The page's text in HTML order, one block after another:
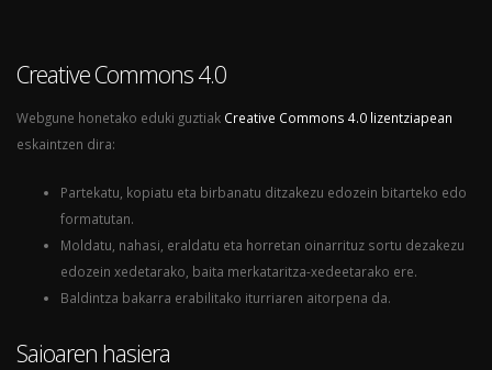
Creative Commons 4.0
Webgune honetako eduki guztiak Creative Commons 4.0 lizentziapean
eskaintzen dira:
Partekatu, kopiatu eta birbanatu ditzakezu edozein bitarteko edo
formatutan.
Moldatu, nahasi, eraldatu eta horretan oinarrituz sortu dezakezu
edozein xedetarako, baita merkataritza-xedeetarako ere.
Baldintza bakarra erabilitako iturriaren aitorpena da.
Saioaren hasiera